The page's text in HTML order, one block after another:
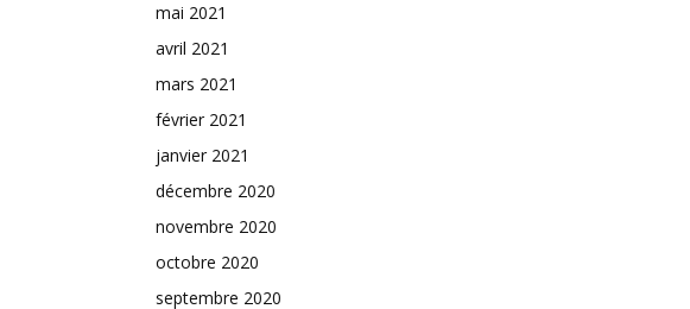
mai 2021
avril 2021
mars 2021
février 2021
janvier 2021
décembre 2020
novembre 2020
octobre 2020
septembre 2020